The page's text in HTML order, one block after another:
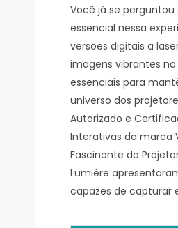
Você já se
essencial nessa
versões digitais a
imagens vibrantes
essenciais para
universo dos
Autorizado e
Interativas da marca
Fascinante do
Lumière
capazes de capturar